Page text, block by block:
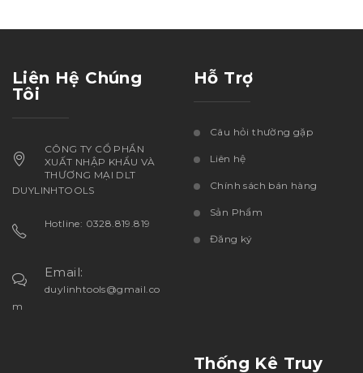
Liên Hệ Chúng
Tôi
CÔNG TY CỔ PHẦN
XUẤT NHẬP KHẨU VÀ
THƯƠNG MẠI DLT
DUYLINHTOOLS
Hotline: 0328.819.819
Email:
duylinhtools@gmail.co
m
Hỗ Trợ
Câu hỏi thường gặp
Liên hệ
Chính sách bán hàng
Sản Phẩm
Đăng ký
Thống Kê Truy